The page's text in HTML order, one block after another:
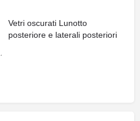
Vetri oscurati Lunotto
posteriore e laterali posteriori